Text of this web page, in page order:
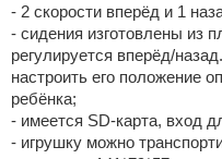
- 2 скорости вперёд и 1
- сидения изготовлены из
регулируется вперёд/
настроить его положение
ребёнка;
- имеется SD-карта, вход
- игрушку можно